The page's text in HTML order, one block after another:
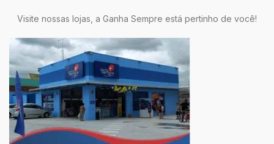
Visite nossas lojas, a Ganha Sempre está pertinho de você!